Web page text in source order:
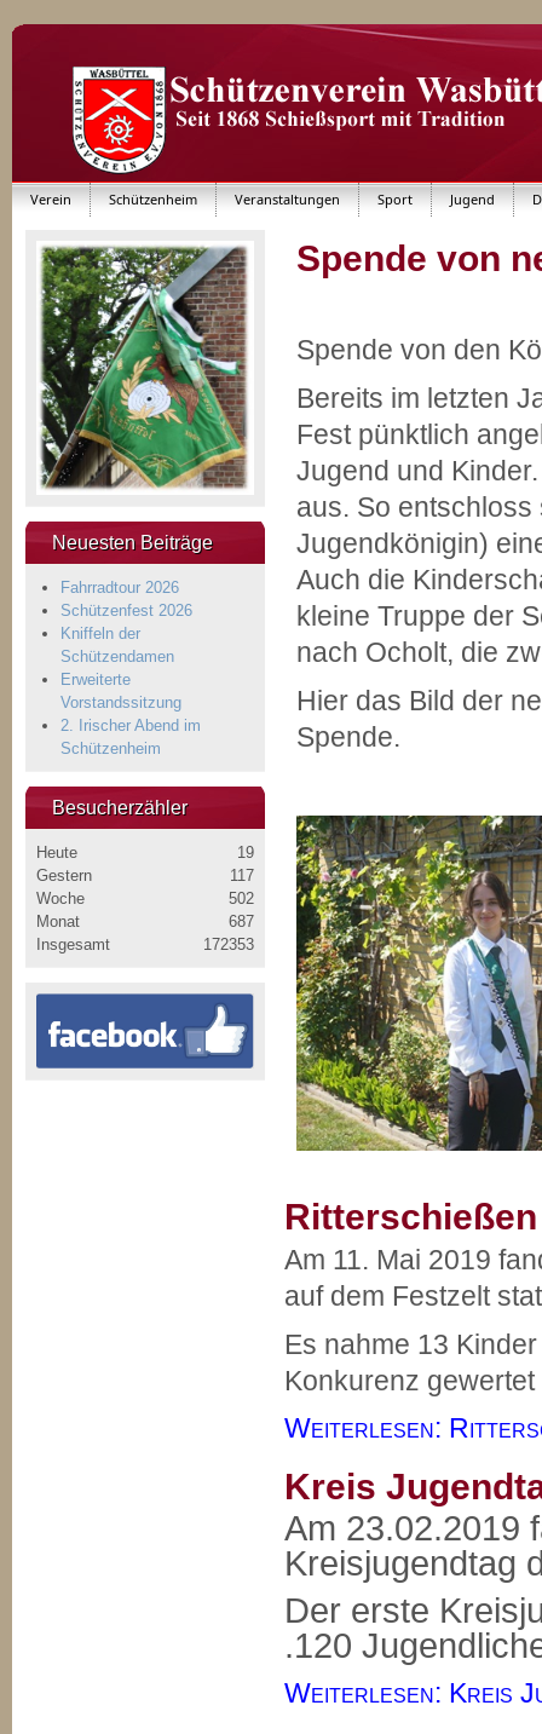
Verein Schützenheim Veranstaltungen Sport Jugend
Spende von
Spende von den
Bereits im letzten
Fest pünktlich
Jugend und
aus. So
Jugendkönigin)
Auch die
kleine Truppe der
nach Ocholt, die
Hier das Bild der
Spende.
Am 11. Mai 2019
auf dem Festzelt
Es nahme 13
Konkurenz
Weiterlesen:
Kreis
Am 23.02.2019
Kreisjugendtag
Der erste
.120
Weiterlesen: Kreis
Neuesten Beiträge
Fahrradtour 2026
Schützenfest 2026
Kniffeln der
Schützendamen
Erweiterte
Vorstandssitzung
2. Irischer Abend im
Schützenheim
Besucherzähler
Heute
19
Gestern
117
Woche
502
Monat
687
Insgesamt
172353